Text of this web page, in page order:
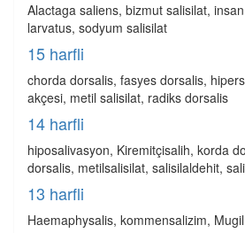
Alactaga saliens, bizmut salisilat,
larvatus, sodyum salisilat
15 harfli
chorda dorsalis, fasyes dorsalis,
akçesi, metil salisilat, radiks dorsalis
14 harfli
hiposalivasyon, Kiremitçisalih, korda
dorsalis, metilsalisilat, salisilaldehit,
13 harfli
Haemaphysalis, kommensalizim,